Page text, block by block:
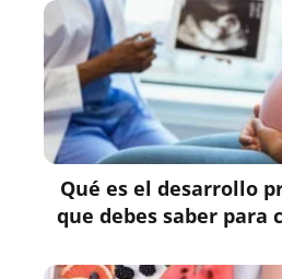
Qué es el desarrollo
que debes saber para